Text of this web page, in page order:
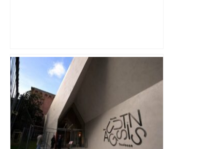
Spacer’s Toulouse : Pierre Derouillon va
(re) prendre la route – ladepeche.fr